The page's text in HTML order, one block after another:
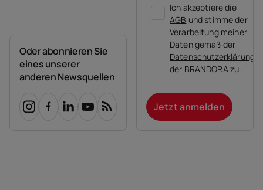
Oder abonnieren Sie
eines unserer
anderen Newsquellen
Ich akzeptiere die
AGB und stimme der
Verarbeitung meiner
Daten gemäß der
Datenschutzerklärung
der BRANDORA zu.
Jetzt anmelden